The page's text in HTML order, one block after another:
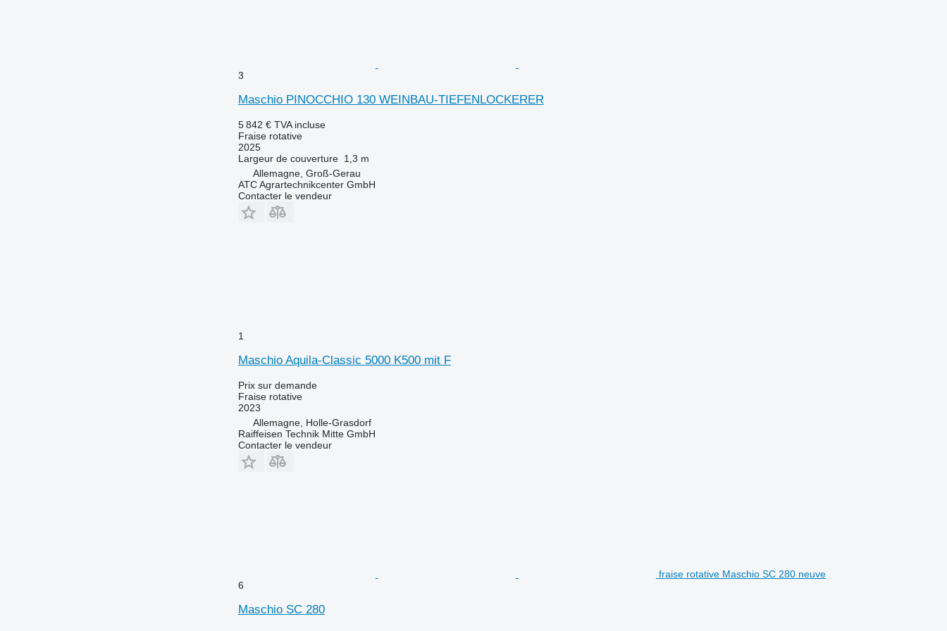
3
Maschio PINOCCHIO 130 WEINBAU-TIEFENLOCKERER
5 842 € TVA incluse
Fraise rotative
2025
Largeur de couverture 1,3 m
Allemagne, Groß-Gerau
ATC Agrartechnikcenter GmbH
Contacter le vendeur
1
Maschio Aquila-Classic 5000 K500 mit F
Prix sur demande
Fraise rotative
2023
Allemagne, Holle-Grasdorf
Raiffeisen Technik Mitte GmbH
Contacter le vendeur
fraise rotative Maschio SC 280 neuve
6
Maschio SC 280